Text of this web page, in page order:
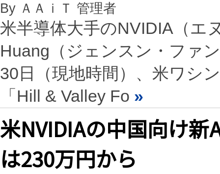
By ＡＡｉＴ 管理者
米半導体大手のNVIDIA（エ
Huang（ジェンスン・ファ
30日（現地時間）、米ワシ
「Hill & Valley Fo »
米NVIDIAの中国向け
は230万円から